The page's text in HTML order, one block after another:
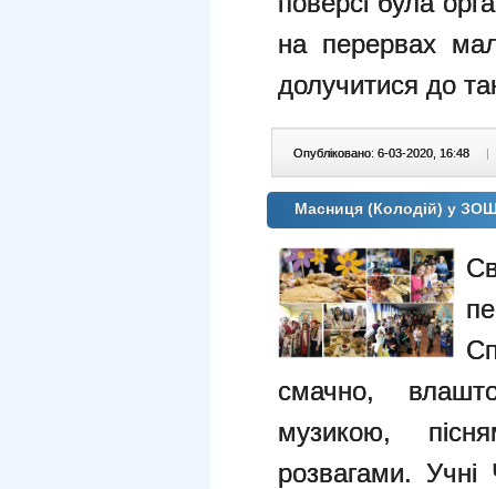
на перервах
долучитися до
Опубліковано: 6-03-2020, 16:48 |
Масниця (Колодій) у
смачно,
музикою,
розвагами. Учні